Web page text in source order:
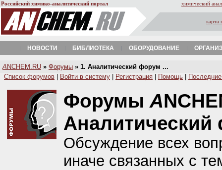
Российский химико-аналитический портал химический
карта
НОВОСТИ БИБЛИОТЕКА ОБОРУДОВАНИЕ
A NCHEM.RU » Форумы » 1. Аналитический форум ...
Список форумов
Войти в систему Регистрация Помощь
Форумы A
Обсуждение всех
иначе связанных с